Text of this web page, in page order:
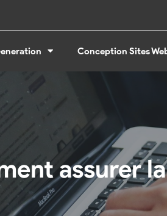
Conception Sites
assurer